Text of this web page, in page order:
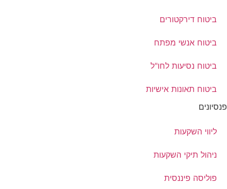
ביטוח דירקטורים
ביטוח אנשי מפתח
ביטוח נסיעות לחו"ל
ביטוח תאונות אישיות
פנסיונים
ליווי השקעות
ניהול תיקי השקעות
פוליסה פיננסית